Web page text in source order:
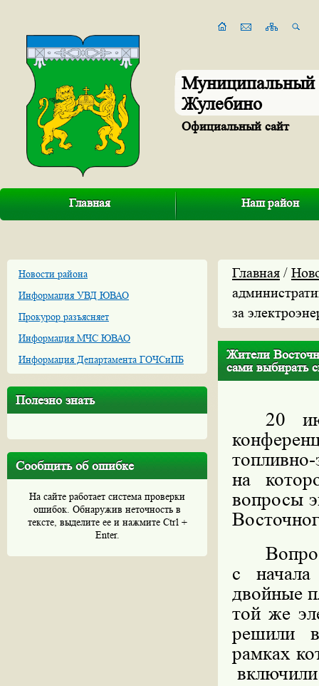
Муниципальный
Жулебино
Официальный сайт
Главная Наш район
Новости района
Информация УВД ЮВАО
Прокурор разъясняет
Информация МЧС ЮВАО
Информация Департамента ГОЧСиПБ
Полезно знать
Сообщить об ошибке
На сайте работает система проверки
ошибок. Обнаружив неточность в
тексте, выделите ее и нажмите Ctrl +
Enter.
Главная /
за
Жители
сами выбирать
20
на
вопросы
с
двойные
той же
решили
рамках